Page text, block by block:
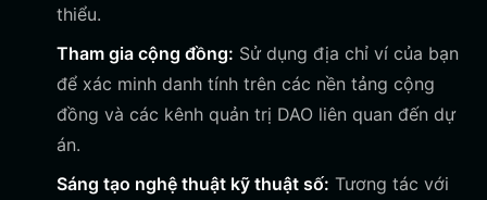
thiểu.
Tham gia cộng đồng: Sử dụng địa chỉ ví của bạn
để xác minh danh tính trên các nền tảng cộng
đồng và các kênh quản trị DAO liên quan đến dự
án.
Sáng tạo nghệ thuật kỹ thuật số: Tương tác với